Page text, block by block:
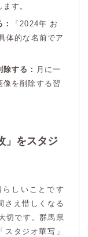
す。
「2024年 お
体的な名前でア
する： 月に一
を削除する習
」をスタジ
しいことです
さえ惜しくなる
切です。群馬県
タジオ華写」